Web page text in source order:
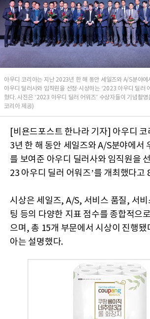
아우디 코리아는 지난 2023년 한 해 동안 세일즈와 A/S분야
아우디 딜러사와 임직원을 선정·시상하는 ‘2023 아우디 딜러
혔다. 사진은 ‘2023 아우디 딜러 어워즈’ 수상자들이 기념촬영
코리아 제공)
[비욘드포스트 한나라 기자] 아우디
3년 한 해 동안 세일즈와 A/S분야에서
를 보여준 아우디 딜러사와 임직원을
23 아우디 딜러 어워즈’를 개최했다고
시상은 세일즈, A/S, 서비스 품질, 서비
팅 등의 다양한 지표 점수를 종합적으
으며, 총 15개 부문에서 시상이 진행됐
아는 설명했다.